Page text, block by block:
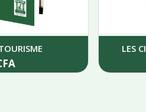
LES